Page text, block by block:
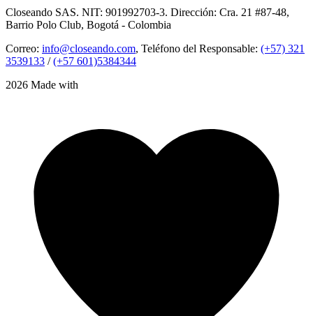
Closeando SAS. NIT: 901992703-3. Dirección: Cra. 21 #87-48,
Barrio Polo Club, Bogotá - Colombia
Correo: info@closeando.com, Teléfono del Responsable: (+57) 321
3539133 /(+57 601)5384344
2026 Made with